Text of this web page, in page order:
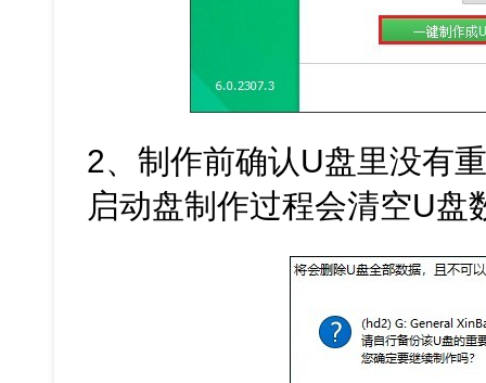
2、制作前确认U盘里没有
启动盘制作过程会清空U盘